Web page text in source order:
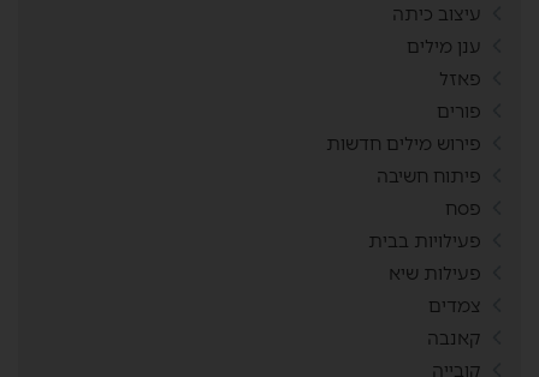
עיצוב כיתה
ענן מילים
פאזל
פורים
פירוש מילים חדשות
פיתוח חשיבה
פסח
פעילויות בבית
פעילות שיא
צמדים
קאנבה
קובייה